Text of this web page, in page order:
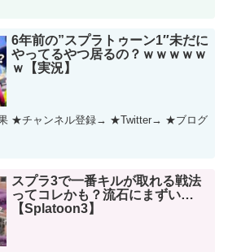
6年前の”スプラトゥーン1″未だに
やってるやつ居るの？ｗｗｗｗｗ
ｗ【実況】
果 ★チャンネル登録→ ★Twitter→ ★ブログ
スプラ3で一番キルが取れる戦法
ってコレかも？流石にまずい…
【Splatoon3】